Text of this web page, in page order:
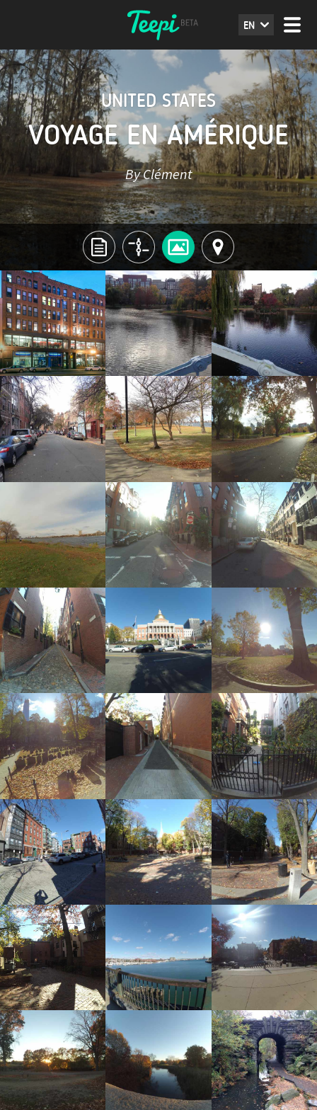
EN
UNITED STATES
VOYAGE EN AMÉRIQUE
By Clément